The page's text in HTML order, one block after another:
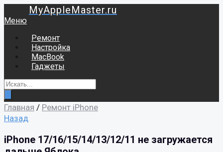
MyAppleMaster.ru
Меню
Ремонт
Настройка
MacBook
Гаджеты
Главная / Ремонт iPhone
Назад
iPhone 17/16/15/14/13/12/11 не загружается